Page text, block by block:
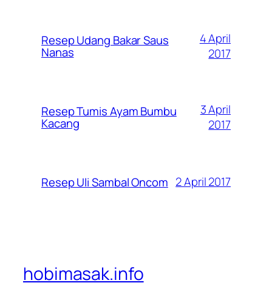
Resep Udang Bakar Saus
Nanas
4 April
2017
Resep Tumis Ayam Bumbu
Kacang
3 April
2017
Resep Uli Sambal Oncom 2 April 2017
hobimasak.info